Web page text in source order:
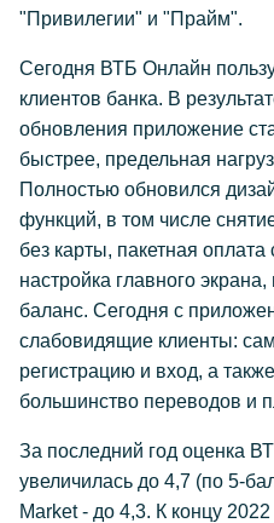
"Привилегии" и "Прайм".
Сегодня ВТБ Онлайн
клиентов банка. В
обновления приложение
быстрее, предельная
Полностью обновился
функций, в том числе
без карты, пакетная
настройка главного
баланс. Сегодня с
слабовидящие клиенты:
регистрацию и вход, а
большинство переводов и
За последний год оценка
увеличилась до 4,7 (по 5-
Market - до 4,3. К концу